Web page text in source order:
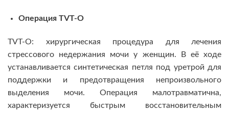
Операция TVT-O
TVT-O: хирургическая процедура для лечения
стрессового недержания мочи у женщин. В её ходе
устанавливается синтетическая петля под уретрой для
поддержки и предотвращения непроизвольного
выделения мочи. Операция малотравматична,
характеризуется быстрым восстановительным